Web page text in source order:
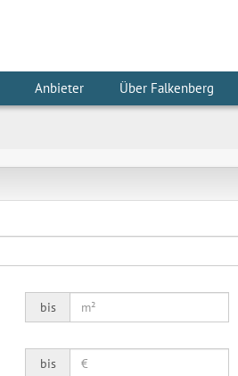
Anbieter Über Falkenberg
bis
bis